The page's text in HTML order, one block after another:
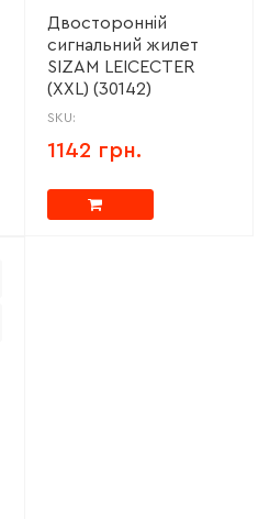
Двосторонній
сигнальний жилет
SIZAM LEICECTER
(XXL) (30142)
SKU:
1142 грн.